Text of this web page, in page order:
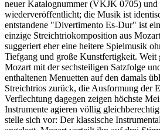
neuer Katalognummer (VKJK 0705) und
wiederveröffentlicht; die Musik ist
entstandene "Divertimento Es-Dur" ist
einzige Streichtriokomposition aus
suggeriert eher eine heitere Spielmusik
Tiefgang und große Kunstfertigkeit.
Mozart mit der sechsteiligen Satzfolge
enthaltenen Menuetten auf den damals
Streichtrios zurück, die Ausformung der
Verflechtung dagegen zeigen höchste
Instrumente agieren völlig
stelle sich vor: Der klassische